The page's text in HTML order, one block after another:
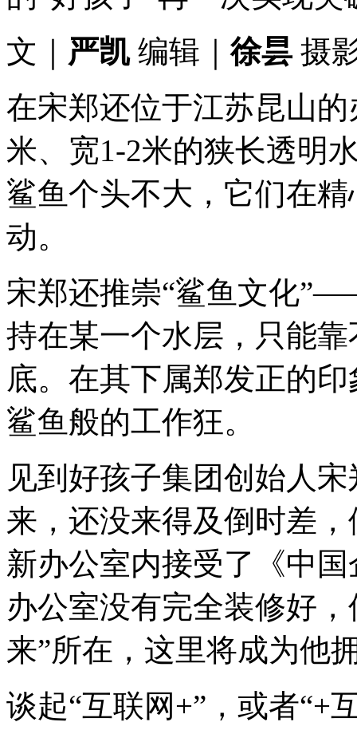
的
法
很
甚
至
得
有
点
杂。
位
早
到
退
年
龄
的“老
孩
子”，
能
否
领
已
显
老
化
的“好
孩
子”再
一
实
现
破？
文
文
严凯 编辑 ｜徐昙 摄
在宋郑还位于江苏昆山
米、宽1-2米的狭长透明
鲨鱼个头不大，它们在
动。
宋郑还推崇“鲨鱼文化
持在某一个水层，只能
底。在其下属郑发正的
鲨鱼般的工作狂。
见到好孩子集团创始人
来，还没来得及倒时差
新办公室内接受了《中
办公室没有完全装修好
来”所在，这里将成为他
谈起“互联网+”，或者“+